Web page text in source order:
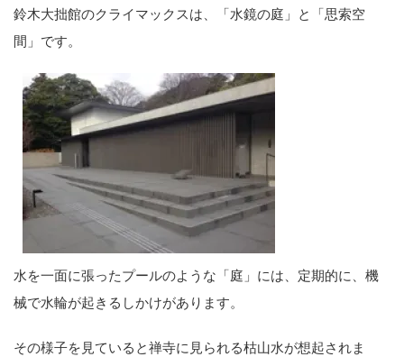
鈴木大拙館のクライマックスは、「水鏡の庭」と「思索空
間」です。
水を一面に張ったプールのような「庭」には、定期的に、機
械で水輪が起きるしかけがあります。
その様子を見ていると禅寺に見られる枯山水が想起されま